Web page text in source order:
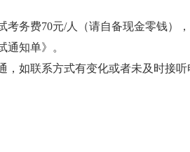
务费70元/人（请自备现金零钱）
知单》。
如联系方式有变化或者未及时接